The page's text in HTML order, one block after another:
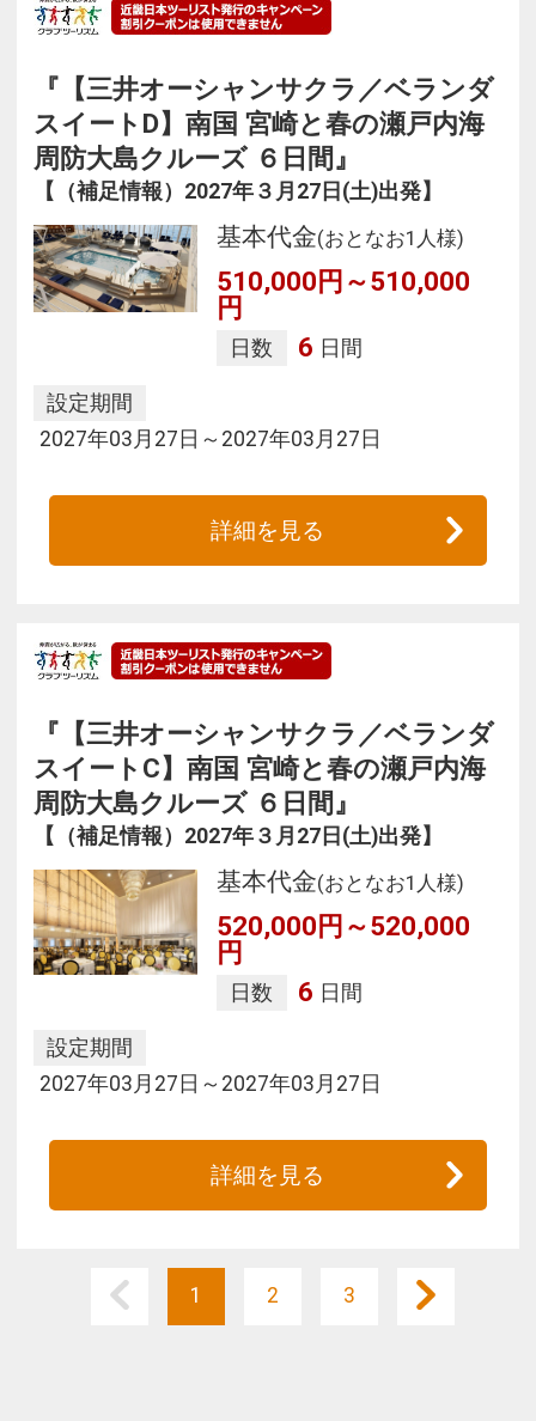
『【三井オーシャンサクラ／ベランダ
スイートD】南国 宮崎と春の瀬戸内海
周防大島クルーズ ６日間』
【（補足情報）2027年３月27日(土)出発】
基本代金(おとなお1人様)
510,000円～510,000
円
日数 6 日間
設定期間
2027年03月27日～2027年03月27日
詳細を見る
『【三井オーシャンサクラ／ベランダ
スイートC】南国 宮崎と春の瀬戸内海
周防大島クルーズ ６日間』
【（補足情報）2027年３月27日(土)出発】
基本代金(おとなお1人様)
520,000円～520,000
円
日数 6 日間
設定期間
2027年03月27日～2027年03月27日
詳細を見る
1 2 3